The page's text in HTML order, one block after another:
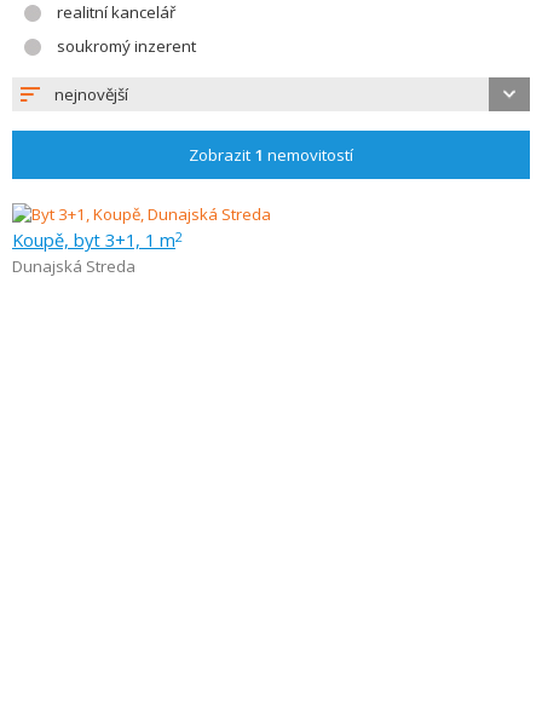
realitní kancelář
soukromý inzerent
nejnovější
Zobrazit 1 nemovitostí
Koupě, byt 3+1, 1 m2
Dunajská Streda